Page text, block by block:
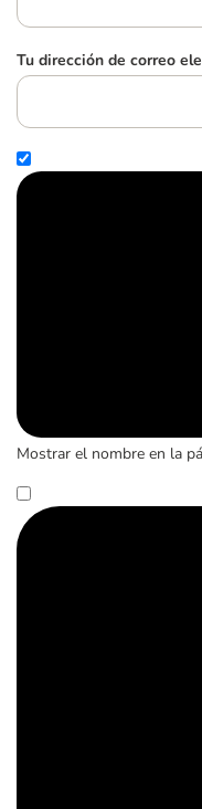
Tu dirección de correo
Mostrar el nombre en la